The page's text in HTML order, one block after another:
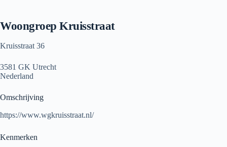
Woongroep Kruisstraat
Kruisstraat 36
3581 GK Utrecht
Nederland
Omschrijving
https://www.wgkruisstraat.nl/
Kenmerken